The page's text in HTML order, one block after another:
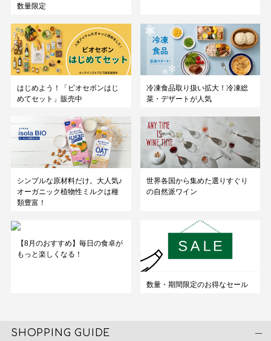
数量限定
はじめよう！「ビオセボンはじ
めてセット」販売中
冷凍食品取り扱い拡大！冷凍総
菜・デザートが人気
シンプルな原材料だけ。大人気♪
オーガニック植物性ミルクは種
類豊富！
世界各国から集めた選りすぐり
の自然派ワイン
【8月のおすすめ】毎日の食卓が
もっと楽しくなる！
数量・期間限定のお得なセール
SHOPPING GUIDE